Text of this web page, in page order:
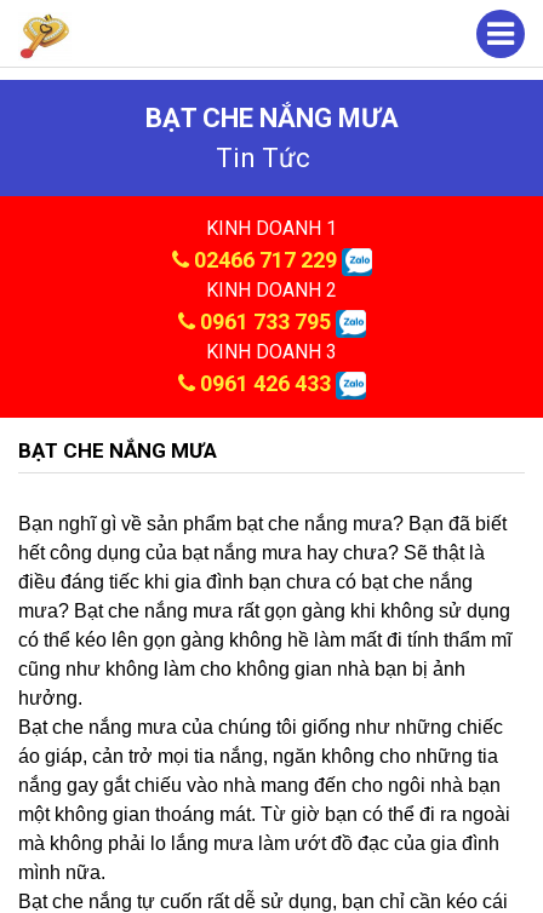
BẠT CHE NẮNG MƯA
Tin Tức
KINH DOANH 1
02466 717 229
KINH DOANH 2
0961 733 795
KINH DOANH 3
0961 426 433
BẠT CHE NẮNG MƯA
Bạn nghĩ gì về sản phẩm bạt che nắng mưa? Bạn đã biết
hết công dụng của bạt nắng mưa hay chưa? Sẽ thật là
điều đáng tiếc khi gia đình bạn chưa có bạt che nắng
mưa? Bạt che nắng mưa rất gọn gàng khi không sử dụng
có thể kéo lên gọn gàng không hề làm mất đi tính thẩm mĩ
cũng như không làm cho không gian nhà bạn bị ảnh
hưởng.
Bạt che nắng mưa của chúng tôi giống như những chiếc
áo giáp, cản trở mọi tia nắng, ngăn không cho những tia
nắng gay gắt chiếu vào nhà mang đến cho ngôi nhà bạn
một không gian thoáng mát. Từ giờ bạn có thể đi ra ngoài
mà không phải lo lắng mưa làm ướt đồ đạc của gia đình
mình nữa.
Bạt che nắng tự cuốn rất dễ sử dụng, bạn chỉ cần kéo cái